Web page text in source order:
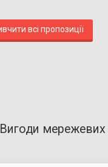
всі пропозиції
Вигоди мережевих